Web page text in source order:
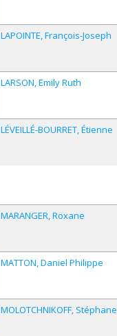
LAPOINTE François-Joseph
LARSON Emily Ruth
LÉVEILLÉ-BOURRET Étienne
MARANGER Roxane
MATTON Daniel Philippe
MOLOTCHNIKOFF Stéphane